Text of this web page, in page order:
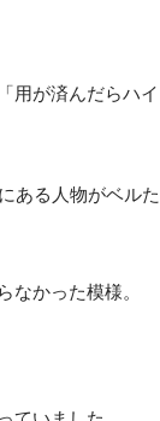
用が済んだらハイ
ある人物がベルた
かった模様。